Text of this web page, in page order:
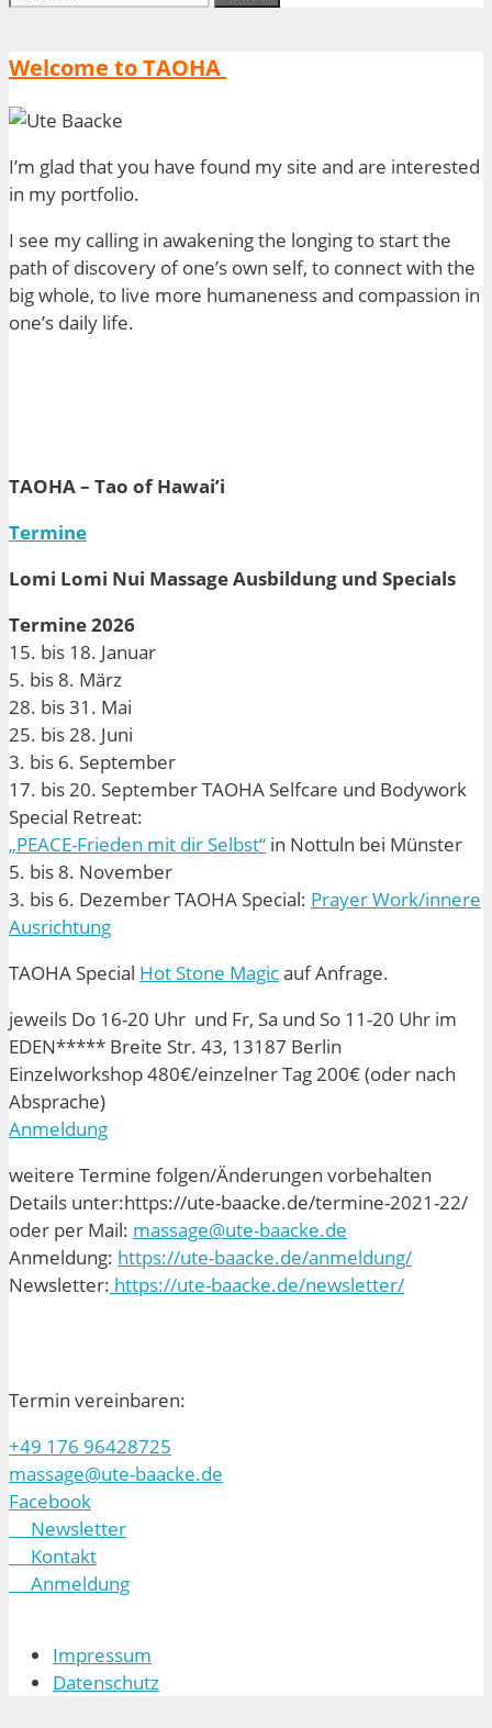
Welcome to TAOHA
I’m glad that you have found my site and are interested
in my portfolio.
I see my calling in awakening the longing to start the
path of discovery of one’s own self, to connect with the
big whole, to live more humanenessand compassion in
one’s daily life.
TAOHA – Tao of Hawai’i
Termine
Lomi Lomi Nui Massage Ausbildung und Specials
Termine 2026
15. bis 18. Januar
5. bis 8. März
28. bis 31. Mai
25. bis 28. Juni
3. bis 6. September
17. bis 20. September TAOHA Selfcare und Bodywork
Special Retreat:
„PEACE-Frieden mit dir Selbst“ in Nottuln bei Münster
5. bis 8. November
3. bis 6. Dezember TAOHA Special: Prayer Work/innere
Ausrichtung
TAOHA Special Hot Stone Magicauf Anfrage.
jeweils Do 16-20 Uhr und Fr, Sa und So 11-20 Uhr im
EDEN***** Breite Str. 43, 13187 Berlin
Einzelworkshop 480€/einzelner Tag 200€ (oder nach
Absprache)
Anmeldung
weitere Termine folgen/Änderungen vorbehalten
Details unter:https://ute-baacke.de/termine-2021-22/
oder per Mail: massage@ute-baacke.de
Anmeldung: https://ute-baacke.de/anmeldung/
Newsletter: https://ute-baacke.de/newsletter/
Termin vereinbaren:
+49 176 96428725
massage@ute-baacke.de
Facebook
Newsletter
Kontakt
Anmeldung
Impressum
Datenschutz